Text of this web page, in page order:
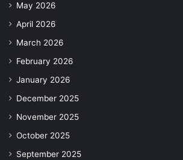
May 2026
April 2026
March 2026
February 2026
January 2026
December 2025
November 2025
October 2025
September 2025